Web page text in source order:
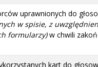
uprawnionych do
w spisie, z
formularzy)w chwili
kart do